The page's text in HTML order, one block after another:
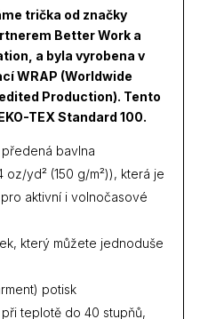
trička od značky
Better Work a
a byla vyrobena v
WRAP (Worldwide
Production). Tento
TEX Standard 100.
bavlna
oz/yd² (150 g/m²)), která je
aktivní i volnočasové
který můžete jednoduše
potisk
teplotě do 40 stupňů,